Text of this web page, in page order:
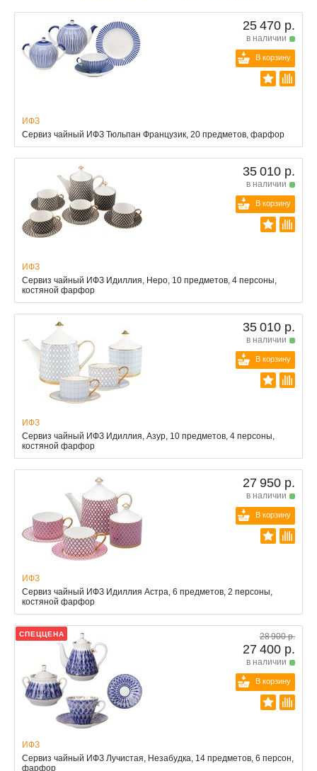
25 470 р.
в наличии
В корзину
ИФЗ
Сервиз чайный ИФЗ Тюльпан Французик, 20 предметов, фарфор
35 010 р.
в наличии
В корзину
ИФЗ
Сервиз чайный ИФЗ Идиллия, Неро, 10 предметов, 4 персоны,
костяной фарфор
35 010 р.
в наличии
В корзину
ИФЗ
Сервиз чайный ИФЗ Идиллия, Азур, 10 предметов, 4 персоны,
костяной фарфор
27 950 р.
в наличии
В корзину
ИФЗ
Сервиз чайный ИФЗ Идиллия Астра, 6 предметов, 2 персоны,
костяной фарфор
СПЕЦЦЕНА 28 900 р.
27 400 р.
в наличии
В корзину
ИФЗ
Сервиз чайный ИФЗ Лучистая, Незабудка, 14 предметов, 6 персон,
фарфор